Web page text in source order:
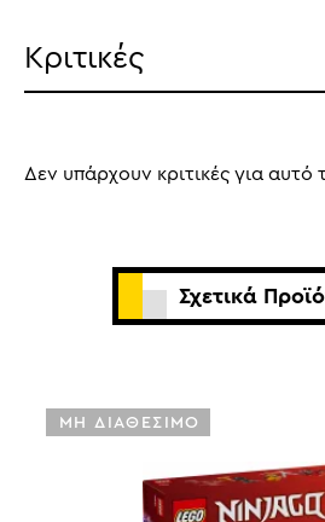
Κριτικές
Δεν υπάρχουν κριτικές για αυτό
Σχετικά
ΜΗ ΔΙΑΘΕΣΙΜΟ